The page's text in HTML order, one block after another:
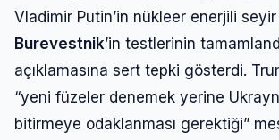
Vladimir Putin’in nükleer enerjili
Burevestnik’in testlerinin
açıklamasına sert tepki gösterdi.
“yeni füzeler denemek yerine
bitirmeye odaklanması gerektiği”